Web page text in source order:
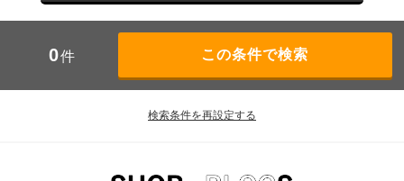
0件
検索条件を再設定する